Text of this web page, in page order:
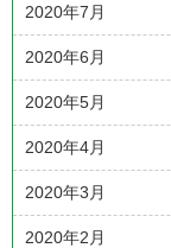
2020年7月
2020年6月
2020年5月
2020年4月
2020年3月
2020年2月